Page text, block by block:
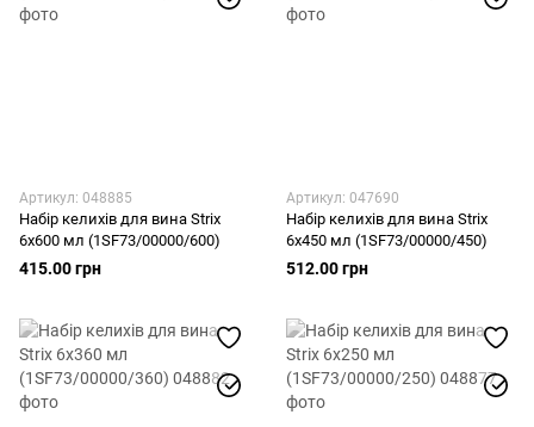
Артикул: 048885
Набір келихів для вина Strix
6x600 мл (1SF73/00000/600)
415.00 грн
Артикул: 047690
Набір келихів для вина Strix
6x450 мл (1SF73/00000/450)
512.00 грн